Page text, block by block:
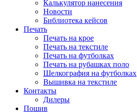
Калькулятор нанесения
Новости
Библиотека кейсов
Печать
Печать на крое
Печать на текстиле
Печать на футболках
Печать на рубашках поло
Шелкография на футболках
Вышивка на текстиле
Контакты
Дилеры
Пошив